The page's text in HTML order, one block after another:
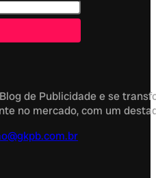
de Publicidade e se
no mercado, com um